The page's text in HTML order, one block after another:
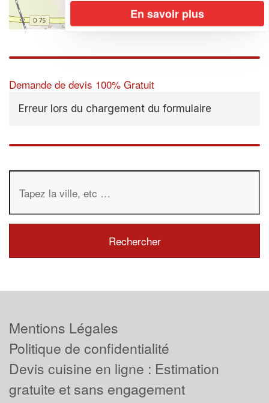
Leaflet| Map data ©OpenStreetMap contributors,CC-BY-SA
Demande de devis 100% Gratuit
Erreur lors du chargement du formulaire
En savoir plus
Mentions Légales
Politique de confidentialité
Devis cuisine en ligne : Estimation
gratuite et sans engagement